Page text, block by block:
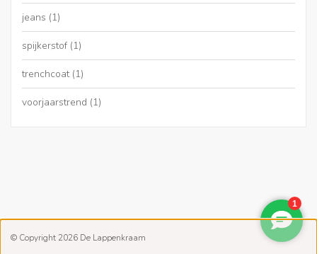
jeans (1)
spijkerstof (1)
trenchcoat (1)
voorjaarstrend (1)
© Copyright 2026 De Lappenkraam